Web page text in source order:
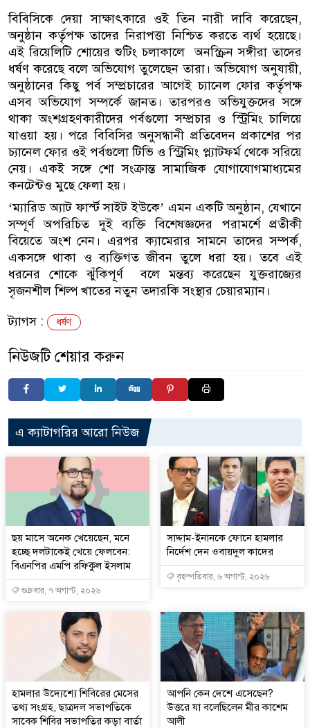
বিবিসিকে দেয়া সাক্ষাৎকারে ওই তিন নারী দাবি করেছেন,
অনুষ্ঠান কর্তৃপক্ষ তাদের নিরাপত্তা নিশ্চিত করতে ব্যর্থ হয়েছে।
এই রিয়েলিটি শোয়ের শুটিং চলাকালে অনস্ক্রিন সঙ্গীরা তাদের
ধর্ষণ করেছে বলে অভিযোগ তুলেছেন তারা। অভিযোগ অনুযায়ী,
অনুষ্ঠানের কিছু পর্ব সম্প্রচারের আগেই চ্যানেল ফোর কর্তৃপক্ষ
এসব অভিযোগ সম্পর্কে জানত। তারপরও অভিযুক্তদের সঙ্গে
থাকা অংশগ্রহণকারীদের পর্বগুলো সম্প্রচার ও স্ট্রিমিং চালিয়ে
যাওয়া হয়। পরে বিবিসির অনুসন্ধানী প্রতিবেদন প্রকাশের পর
চ্যানেল ফোর ওই পর্বগুলো টিভি ও স্ট্রিমিং প্ল্যাটফর্ম থেকে সরিয়ে
নেয়। একই সঙ্গে শো সংক্রান্ত সামাজিক যোগাযোগমাধ্যমের
কনটেন্টও মুছে ফেলা হয়।
‘ম্যারিড অ্যাট ফার্স্ট সাইট ইউকে’ এমন একটি অনুষ্ঠান, যেখানে
সম্পূর্ণ অপরিচিত দুই ব্যক্তি বিশেষজ্ঞদের পরামর্শে প্রতীকী
বিয়েতে অংশ নেন। এরপর ক্যামেরার সামনে তাদের সম্পর্ক,
একসঙ্গে থাকা ও ব্যক্তিগত জীবন তুলে ধরা হয়। তবে এই
ধরনের শোকে ঝুঁকিপূর্ণ বলে মন্তব্য করেছেন যুক্তরাজ্যের
সৃজনশীল শিল্প খাতের নতুন তদারকি সংস্থার চেয়ারম্যান।
ট্যাগস :
ধর্ষণ
নিউজটি শেয়ার করুন
এ ক্যাটাগরির আরো নিউজ
ছয় মাসে অনেক খেয়েছেন, মনে
হচ্ছে দলটাকেই খেয়ে ফেলবেন:
বিএনপির এমপি রফিকুল ইসলাম
শুক্রবার, ৭ অগাস্ট, ২০২৬
সাদ্দাম-ইনানকে ফোনে হামলার
নির্দেশ দেন ওবায়দুল কাদের
বৃহস্পতিবার, ৬ অগাস্ট, ২০২৬
হামলার উদ্যেশ্যে শিবিরের মেসের
তথ্য সংগ্রহ, ছাত্রদল সভাপতিকে
সাবেক শিবির সভাপতির কড়া বার্তা
আপনি কেন দেশে এসেছেন?
উত্তরে যা বলেছিলেন মীর কাশেম
আলী